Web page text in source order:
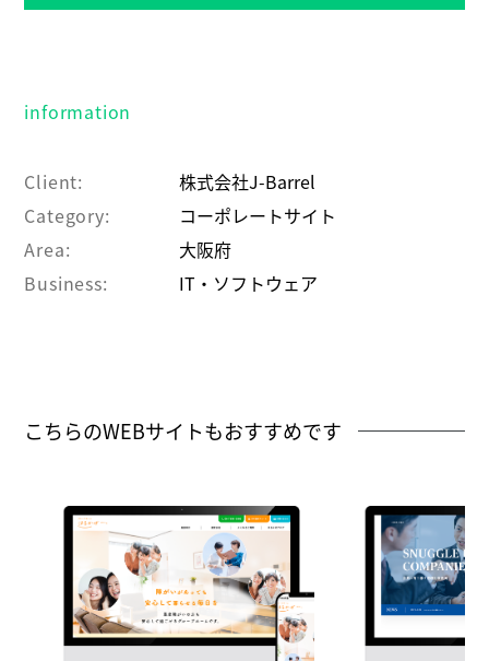
information
Client:
株式会社J-Barrel
Category:
コーポレートサイト
Area:
大阪府
Business:
IT・ソフトウェア
こちらのWEBサイトもおすすめです